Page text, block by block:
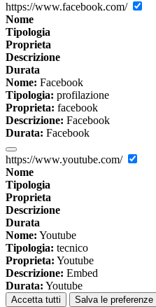
https://www.facebook.com/
Nome
Tipologia
Proprieta
Descrizione
Durata
Nome: Facebook
Tipologia: profilazione
Proprieta: facebook
Descrizione: Facebook
Durata: Facebook
https://www.youtube.com/
Nome
Tipologia
Proprieta
Descrizione
Durata
Nome: Youtube
Tipologia: tecnico
Proprieta: Youtube
Descrizione: Embed
Durata: Youtube
Accetta tutti Salva le preferenze